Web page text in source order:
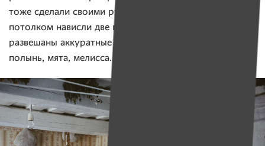
тоже сделали своими руками. Под белым деревянным
потолком нависли две громадные балки, на которых
развешаны аккуратные венички из сухих трав: малина,
полынь, мята, мелисса.